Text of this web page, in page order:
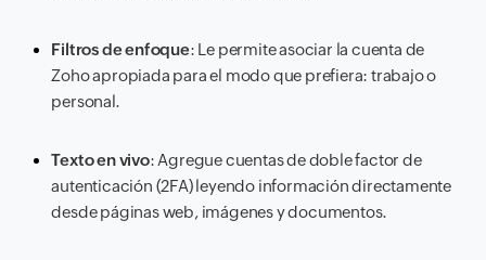
Filtros de enfoque: Le permite asociar la cuenta de
Zoho apropiada para el modo que prefiera: trabajo o
personal.
Texto en vivo: Agregue cuentas de doble factor de
autenticación (2FA) leyendo información directamente
desde páginas web, imágenes y documentos.